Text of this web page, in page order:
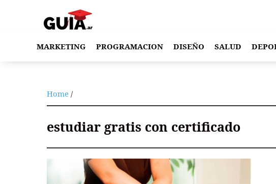
MARKETING PROGRAMACION DISEÑO SALUD
Home /
estudiar gratis con certificado